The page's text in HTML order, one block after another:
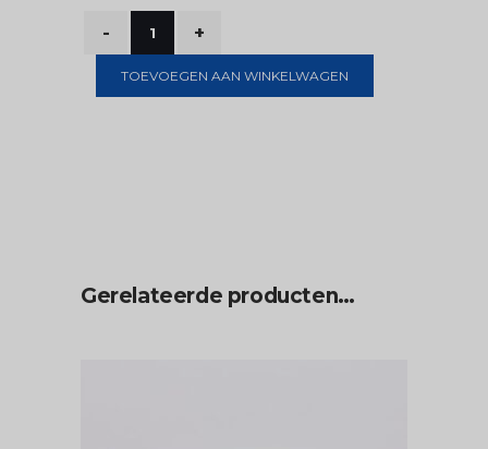
TOEVOEGEN AAN WINKELWAGEN
Gerelateerde producten…